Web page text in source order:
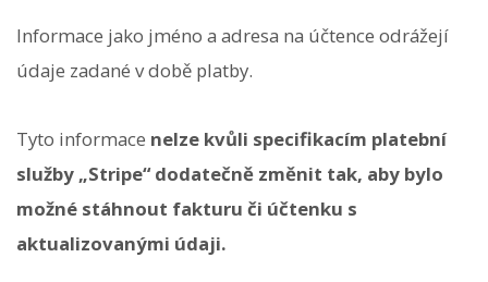
Informace jako jméno a adresa na účtence odrážejí
údaje zadané v době platby.
Tyto informace nelze kvůli specifikacím platební
služby „Stripe“ dodatečně změnit tak, aby bylo
možné stáhnout fakturu či účtenku s
aktualizovanými údaji.